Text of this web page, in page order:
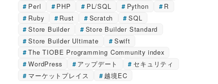
Perl
PHP PL/SQL Python
R
Ruby
Rust Scratch
SQL
Store Builder
Store Builder Standard
Store Builder Ultimate
Swift
The TIOBE Programming Community index
WordPress
アップデート
セキュリティ
マーケットプレイス
越境EC